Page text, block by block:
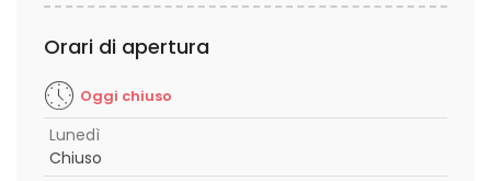
Orari di apertura
Oggi chiuso
Lunedì
Chiuso